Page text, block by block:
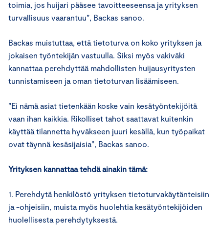
toimia, jos huijari pääsee tavoitteeseensa ja yrityksen
turvallisuus vaarantuu”, Backas sanoo.
Backas muistuttaa, että tietoturva on koko yrityksen ja
jokaisen työntekijän vastuulla. Siksi myös vakiväki
kannattaa perehdyttää mahdollisten huijausyritysten
tunnistamiseen ja oman tietoturvan lisäämiseen.
”Ei nämä asiat tietenkään koske vain kesätyöntekijöitä
vaan ihan kaikkia. Rikolliset tahot saattavat kuitenkin
käyttää tilannetta hyväkseen juuri kesällä, kun työpaikat
ovat täynnä kesäsijaisia”, Backas sanoo.
Yrityksen kannattaa tehdä ainakin tämä:
1. Perehdytä henkilöstö yrityksen tietoturvakäytänteisiin
ja -ohjeisiin, muista myös huolehtia kesätyöntekijöiden
huolellisesta perehdytyksestä.